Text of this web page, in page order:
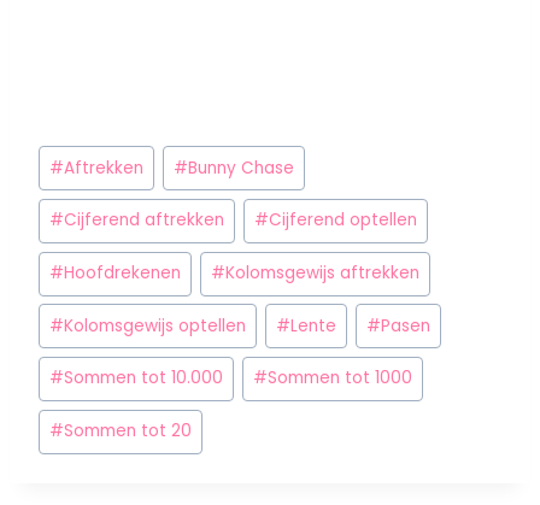
#Aftrekken #Bunny Chase
#Cijferend aftrekken #Cijferend optellen
#Hoofdrekenen #Kolomsgewijs aftrekken
#Kolomsgewijs optellen #Lente #Pasen
#Sommen tot 10.000 #Sommen tot 1000
#Sommen tot 20